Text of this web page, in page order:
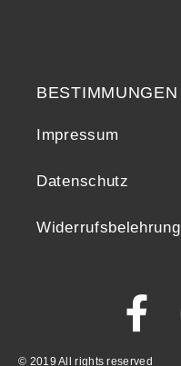
BESTIMMUNGEN
Impressum
Datenschutz
Widerrufsbelehrung
© 2019 All rights reserved